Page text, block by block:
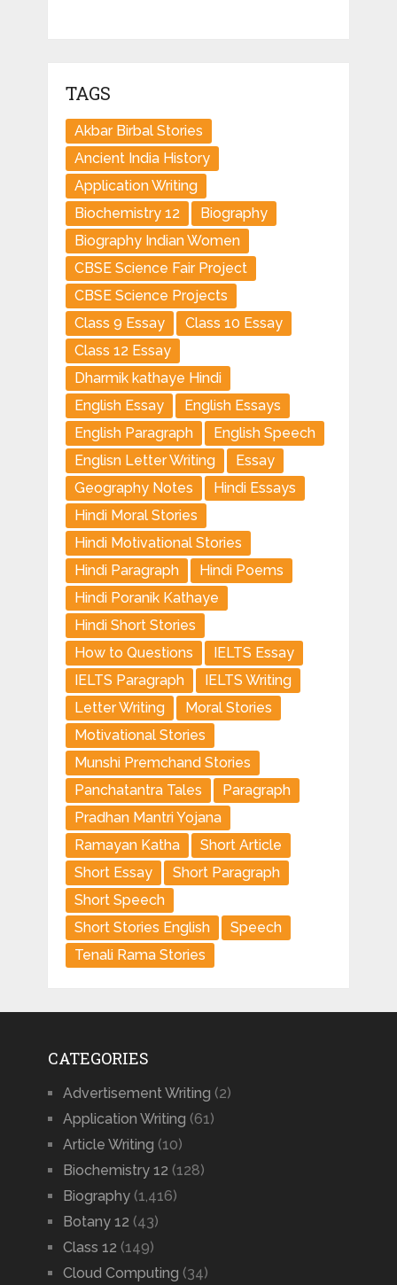
TAGS
Akbar Birbal Stories
Ancient India History
Application Writing
Biochemistry 12
Biography
Biography Indian Women
CBSE Science Fair Project
CBSE Science Projects
Class 9 Essay
Class 10 Essay
Class 12 Essay
Dharmik kathaye Hindi
English Essay
English Essays
English Paragraph
English Speech
Englisn Letter Writing
Essay
Geography Notes
Hindi Essays
Hindi Moral Stories
Hindi Motivational Stories
Hindi Paragraph
Hindi Poems
Hindi Poranik Kathaye
Hindi Short Stories
How to Questions
IELTS Essay
IELTS Paragraph
IELTS Writing
Letter Writing
Moral Stories
Motivational Stories
Munshi Premchand Stories
Panchatantra Tales
Paragraph
Pradhan Mantri Yojana
Ramayan Katha
Short Article
Short Essay
Short Paragraph
Short Speech
Short Stories English
Speech
Tenali Rama Stories
CATEGORIES
Advertisement Writing (2)
Application Writing (61)
Article Writing (10)
Biochemistry 12 (128)
Biography(1,416)
Botany 12 (43)
Class 12 (149)
Cloud Computing (34)